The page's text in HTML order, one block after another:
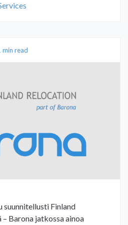
min read
suunnitellusti Finland
Barona jatkossa ainoa